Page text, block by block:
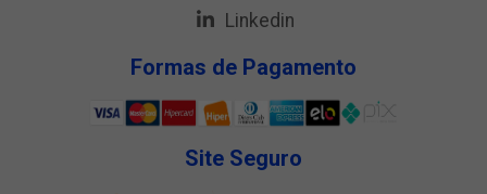
Linkedin
Formas de Pagamento
Site Seguro